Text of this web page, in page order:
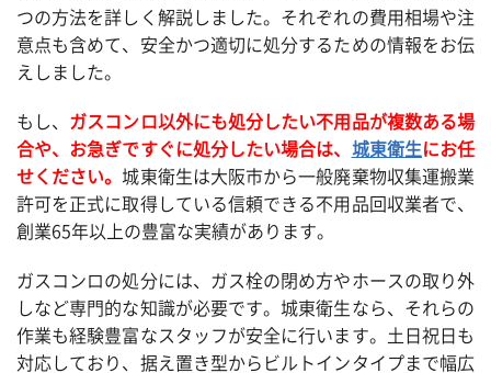
つの方法を詳しく解説しました。それぞれの費用相場や注
意点も含めて、安全かつ適切に処分するための情報をお伝
えしました。
もし、 ガスコンロ以外にも処分したい不用品が複数ある場
合や、お急ぎですぐに処分したい場合は、 城東衛生にお任
せください。 城東衛生は大阪市から一般廃棄物収集運搬業
許可を正式に取得している信頼できる不用品回収業者で、
創業65年以上の豊富な実績があります。
ガスコンロの処分には、ガス栓の閉め方やホースの取り外
しなど専門的な知識が必要です。城東衛生なら、それらの
作業も経験豊富なスタッフが安全に行います。土日祝日も
対応しており、据え置き型からビルトインタイプまで幅広